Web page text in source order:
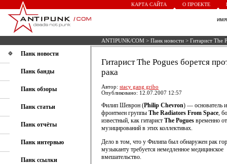
КАРТА САЙТА О ПРОЕКТЕ
ANTIPUNK/COM > Панк новости > Гитарист The
Панк новости
Панк банды
Панк обзоры
Панк статьи
Панк отчёты
Панк интервью
Панк ссылки
Гитарист The Pogues борется
рака
Автор: stacy gang gribo
Опубликовано: 12.07.2007 12:57
Филип Шеврон (Philip Chevron) — основатель и
фронтмен группы The Radiators From Space,
известный, как гитарист The Pogues временно
музицирований в этих коллективах.
Дело в том, что у Филипа был обнаружен рак
музыканту требуется немедленное медицинское
вмешательство.